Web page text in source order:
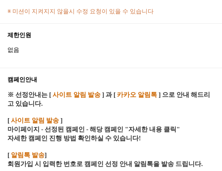
※ 미션이 지켜지지 않을시 수정 요청이 있을 수 있습니다
제한인원
없음
캠페인안내
※ 선정안내는 [ 사이트 알림 발송 ] 과 [ 카카오 알림톡 ] 으로 안내 해드리
고 있습니다.
[ 사이트 알림 발송 ]
마이페이지 - 선정된 캠페인 - 해당 캠페인 "자세한 내용 클릭"
자세한 캠페인 진행 방법 확인하실 수 있습니다!
[ 알림톡 발송]
회원가입 시 입력한 번호로 캠페인 선정 안내 알림톡을 발송 드립니다.